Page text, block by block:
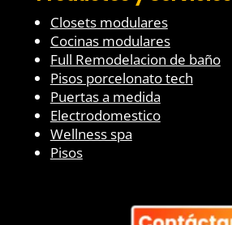
Closets modulares
Cocinas modulares
Full Remodelacion de baño
Pisos porcelonato tech
Puertas a medida
Electrodomestico
Wellness spa
Pisos